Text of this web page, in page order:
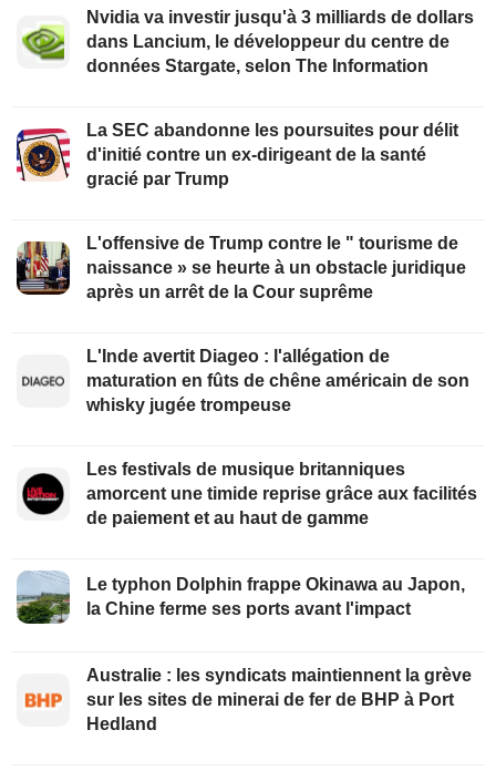
Nvidia va investir jusqu'à 3 milliards de dollars
dans Lancium, le développeur du centre de
données Stargate, selon The Information
La SEC abandonne les poursuites pour délit
d'initié contre un ex-dirigeant de la santé
gracié par Trump
L'offensive de Trump contre le " tourisme de
naissance » se heurte à un obstacle juridique
après un arrêt de la Cour suprême
L'Inde avertit Diageo : l'allégation de
maturation en fûts de chêne américain de son
whisky jugée trompeuse
Les festivals de musique britanniques
amorcent une timide reprise grâce aux facilités
de paiement et au haut de gamme
Le typhon Dolphin frappe Okinawa au Japon,
la Chine ferme ses ports avant l'impact
Australie : les syndicats maintiennent la grève
sur les sites de minerai de fer de BHP à Port
Hedland